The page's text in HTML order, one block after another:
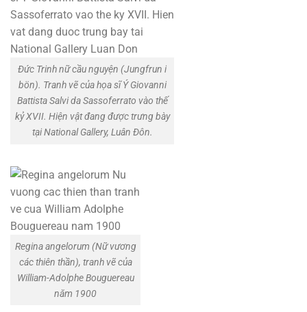
Đức Trinh nữ cầu nguyện (Jungfrun i
bön). Tranh vẽ của họa sĩ Ý Giovanni
Battista Salvi da Sassoferrato vào thế
kỷ XVII. Hiện vật đang được trưng bày
tại National Gallery, Luân Đôn.
Regina angelorum (Nữ vương
các thiên thần), tranh vẽ của
William-Adolphe Bouguereau
năm 1900